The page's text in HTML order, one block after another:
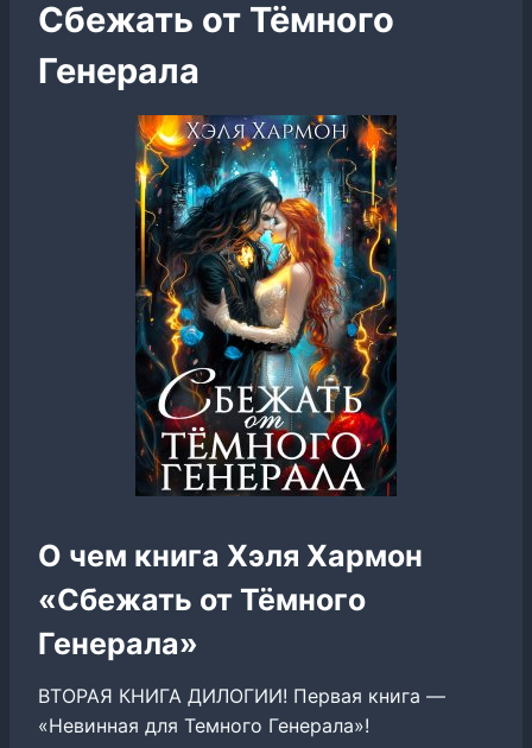
Сбежать от Тёмного
Генерала
О чем книга Хэля Хармон
«Сбежать от Тёмного
Генерала»
ВТОРАЯ КНИГА ДИЛОГИИ! Первая книга —
«Невинная для Темного Генерала»!